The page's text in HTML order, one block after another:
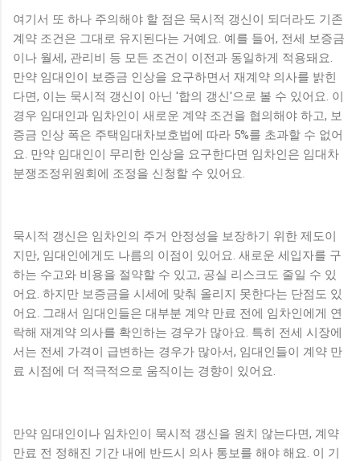
여기서 또 하나 주의해야 할 점은 묵시적 갱신이 되더라도 기존
계약 조건은 그대로 유지된다는 거예요. 예를 들어, 전세 보증금
이나 월세, 관리비 등 모든 조건이 이전과 동일하게 적용돼요.
만약 임대인이 보증금 인상을 요구하면서 재계약 의사를 밝힌
다면, 이는 묵시적 갱신이 아닌 '합의 갱신'으로 볼 수 있어요. 이
경우 임대인과 임차인이 새로운 계약 조건을 협의해야 하고, 보
증금 인상 폭은 주택임대차보호법에 따라 5%를 초과할 수 없어
요. 만약 임대인이 무리한 인상을 요구한다면 임차인은 임대차
분쟁조정위원회에 조정을 신청할 수 있어요.
묵시적 갱신은 임차인의 주거 안정성을 보장하기 위한 제도이
지만, 임대인에게도 나름의 이점이 있어요. 새로운 세입자를 구
하는 수고와 비용을 절약할 수 있고, 공실 리스크도 줄일 수 있
어요. 하지만 보증금을 시세에 맞춰 올리지 못한다는 단점도 있
어요. 그래서 임대인들은 대부분 계약 만료 전에 임차인에게 연
락해 재계약 의사를 확인하는 경우가 많아요. 특히 전세 시장에
서는 전세 가격이 급변하는 경우가 많아서, 임대인들이 계약 만
료 시점에 더 적극적으로 움직이는 경향이 있어요.
만약 임대인이나 임차인이 묵시적 갱신을 원치 않는다면, 계약
만료 전 정해진 기간 내에 반드시 의사 통보를 해야 해요. 이 기